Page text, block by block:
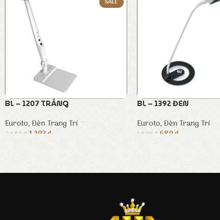
BL – 1207 TRẮNG
Euroto,Đèn Trang Trí
2.650 ₫ 1.193₫
BL – 1392 ĐEN
Euroto, Đèn Trang Trí
1.530 ₫ 689₫